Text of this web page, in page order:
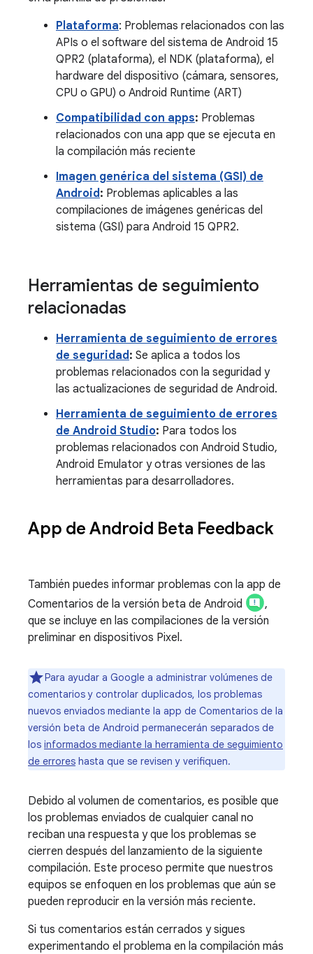
Plataforma: Problemas relacionados con las
APIs o el software del sistema de Android 15
QPR2 (plataforma), el NDK (plataforma), el
hardware del dispositivo (cámara, sensores,
CPU o GPU) o Android Runtime (ART)
Compatibilidad con apps: Problemas
relacionados con una app que se ejecuta en
la compilación más reciente
Imagen genérica del sistema (GSI) de
Android : Problemas aplicables a las
compilaciones de imágenes genéricas del
sistema (GSI) para Android 15 QPR2.
Herramientas de seguimiento
relacionadas
Herramienta de seguimiento de errores
de seguridad : Se aplica a todos los
problemas relacionados con la seguridad y
las actualizaciones de seguridad de Android.
Herramienta de seguimiento de errores
de Android Studio: Para todos los
problemas relacionados con Android Studio,
Android Emulator y otras versiones de las
herramientas para desarrolladores.
App de Android Beta Feedback
También puedes informar problemas con la app de
Comentarios de la versión beta de Android
,
que se incluye en las compilaciones de la versión
preliminar en dispositivos Pixel.
Para ayudar a Google a administrar volúmenes de
comentarios y controlar duplicados, los problemas
nuevos enviados mediante la app de Comentarios de la
versión beta de Android permanecerán separados de
los informados mediante la herramienta de seguimiento
de errores hasta que se revisen y verifiquen.
Debido al volumen de comentarios, es posible que
los problemas enviados de cualquier canal no
reciban una respuesta y que los problemas se
cierren después del lanzamiento de la siguiente
compilación. Este proceso permite que nuestros
equipos se enfoquen en los problemas que aún se
pueden reproducir en la versión más reciente.
Si tus comentarios están cerrados y sigues
experimentando el problema en la compilación más